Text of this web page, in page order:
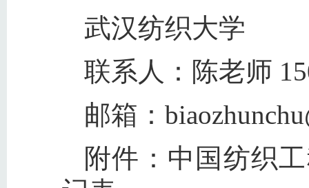
武汉纺织大学
联系人：陈老师
邮箱：
附件：中国纺织